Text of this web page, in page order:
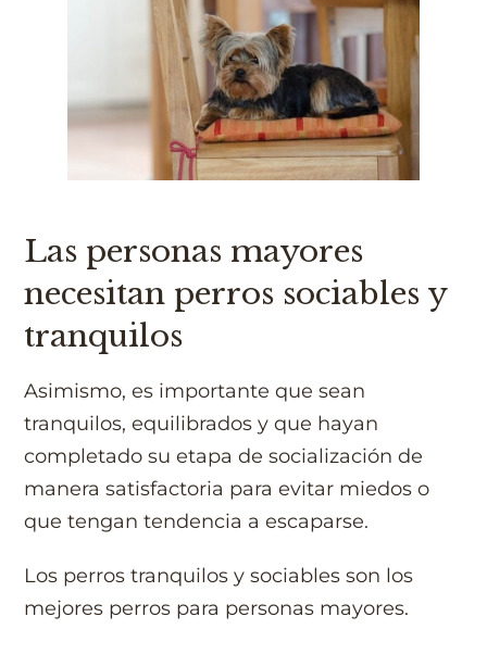
Las personas mayores
necesitan perros sociables y
tranquilos
Asimismo, es importante que sean
tranquilos, equilibrados y que hayan
completado su etapa de socialización de
manera satisfactoria para evitar miedos o
que tengan tendencia a escaparse.
Los perros tranquilos y sociables son los
mejores perros para personas mayores.